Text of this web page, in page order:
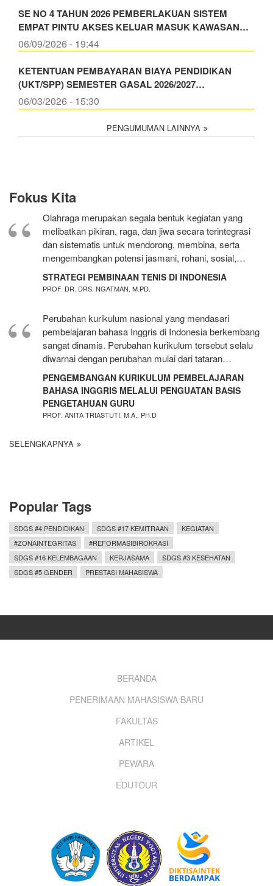
SE NO 4 TAHUN 2026 PEMBERLAKUAN SISTEM
EMPAT PINTU AKSES KELUAR MASUK KAWASAN…
06/09/2026 - 19:44
KETENTUAN PEMBAYARAN BIAYA PENDIDIKAN
(UKT/SPP) SEMESTER GASAL 2026/2027…
06/03/2026 - 15:30
PENGUMUMAN LAINNYA
Fokus Kita
Olahraga merupakan segala bentuk kegiatan yang
melibatkan pikiran, raga, dan jiwa secara terintegrasi
dan sistematis untuk mendorong, membina, serta
mengembangkan potensi jasmani, rohani, sosial,…
STRATEGI PEMBINAAN TENIS DI INDONESIA
PROF. DR. DRS. NGATMAN, M.PD.
Perubahan kurikulum nasional yang mendasari
pembelajaran bahasa Inggris di Indonesia berkembang
sangat dinamis. Perubahan kurikulum tersebut selalu
diwarnai dengan perubahan mulai dari tataran…
PENGEMBANGAN KURIKULUM PEMBELAJARAN
BAHASA INGGRIS MELALUI PENGUATAN BASIS
PENGETAHUAN GURU
PROF. ANITA TRIASTUTI, M.A., PH.D
SELENGKAPNYA
Popular Tags
SDGS #4 PENDIDIKAN SDGS #17 KEMITRAAN
KEGIATAN
#ZONAINTEGRITAS
#REFORMASIBIROKRASI
SDGS #16 KELEMBAGAAN
KERJASAMA
SDGS #3 KESEHATAN
SDGS #5 GENDER
PRESTASI MAHASISWA
BERANDA
PENERIMAAN MAHASISWA BARU
FAKULTAS
ARTIKEL
PEWARA
EDUTOUR